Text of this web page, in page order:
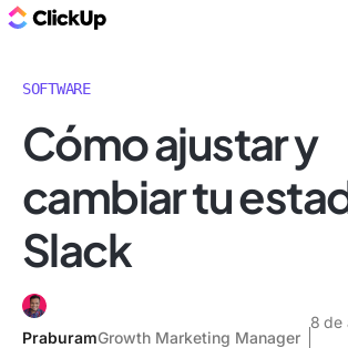
SOFTWARE
Cómo ajustar y
cambiar tu
Slack
PraburamGrowth Marketing Manager
8 de